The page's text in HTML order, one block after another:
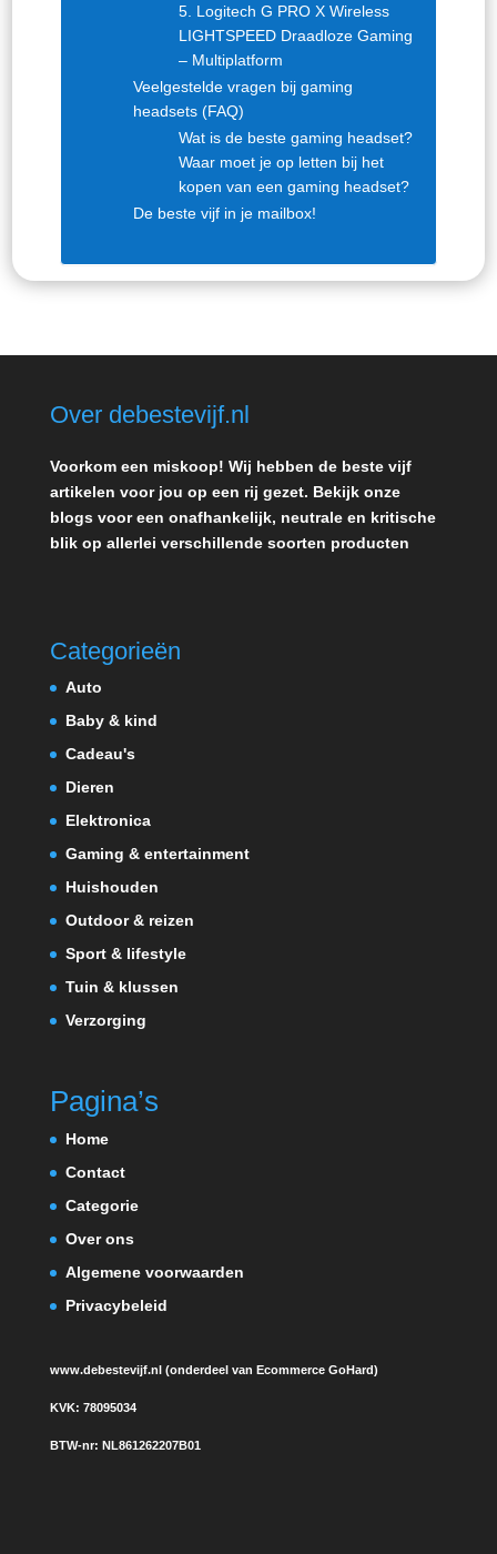
5. Logitech G PRO X Wireless
LIGHTSPEED Draadloze Gaming
– Multiplatform
Veelgestelde vragen bij gaming
headsets (FAQ)
Wat is de beste gaming headset?
Waar moet je op letten bij het
kopen van een gaming headset?
De beste vijf in je mailbox!
Over debestevijf.nl
Voorkom een miskoop! Wij hebben de beste vijf
artikelen voor jou op een rij gezet. Bekijk onze
blogs voor een onafhankelijk, neutrale en kritische
blik op allerlei verschillende soorten producten
Categorieën
Auto
Baby & kind
Cadeau's
Dieren
Elektronica
Gaming & entertainment
Huishouden
Outdoor & reizen
Sport & lifestyle
Tuin & klussen
Verzorging
Pagina’s
Home
Contact
Categorie
Over ons
Algemene voorwaarden
Privacybeleid
www.debestevijf.nl (onderdeel van Ecommerce GoHard)
KVK: 78095034
BTW-nr: NL861262207B01